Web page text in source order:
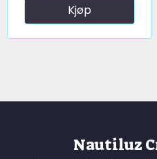
Kjøp
Nautiluz